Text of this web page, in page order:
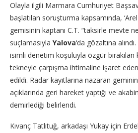
Olayla ilgili Marmara Cumhuriyet
başlatılan soruşturma kapsamında,
gemisinin kaptanı C.T. “taksirle mevte
suçlamasıyla Yalova‘da gözaltına
isimli denetim koşuluyla özgür bırakılan
tekneyle çarpışma ihtimaline işaret
edildi. Radar kayıtlarına nazaran
açıklarında geri hareket yaptığı ve
demirlediği belirlendi.
Kıvanç Tatlıtuğ, arkadaşı Yukay için